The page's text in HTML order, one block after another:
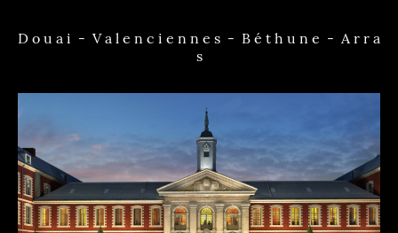
D o u a i - V a l e n c i e n n e s - B é t h u n e - A r r a
s